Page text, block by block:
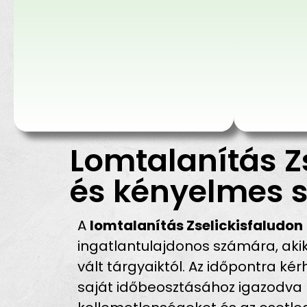
Lomtalanítás
és kényelmes
A lomtalanítás Zselickisfaludon
ingatlantulajdonos számára,
vált tárgyaiktól. Az időpontra
saját időbeosztásához